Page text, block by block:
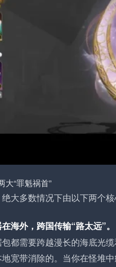
大“罪魁祸首”
大多数情况下由以下两个核
海外，跨国传输“路太远”。
都需要跨越漫长的海底光
宽带消除的。当你在怪堆